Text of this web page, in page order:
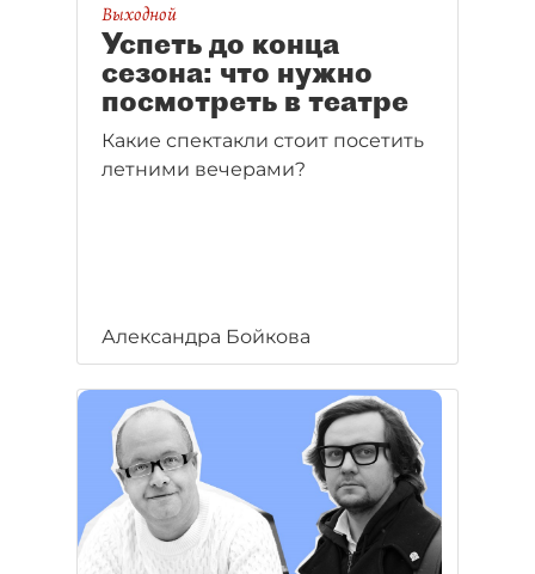
Выходной
Успеть до конца
сезона: что нужно
посмотреть в театре
Какие спектакли стоит посетить
летними вечерами?
Александра Бойкова